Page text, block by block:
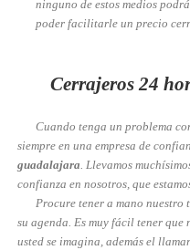
ninguno de estos medios
poder facilitarle un precio
Cerrajeros 24
Cuando tenga un problema
siempre en una empresa de
guadalajara. Llevamos
confianza en nosotros, que
Procure tener a mano nuestro
su agenda. Es muy fácil tener que
usted se imagina, además el